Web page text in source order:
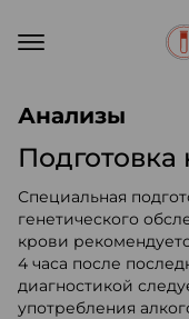
Анализы
Специальная
генетического
крови
4 часа после
диагностикой
употребления